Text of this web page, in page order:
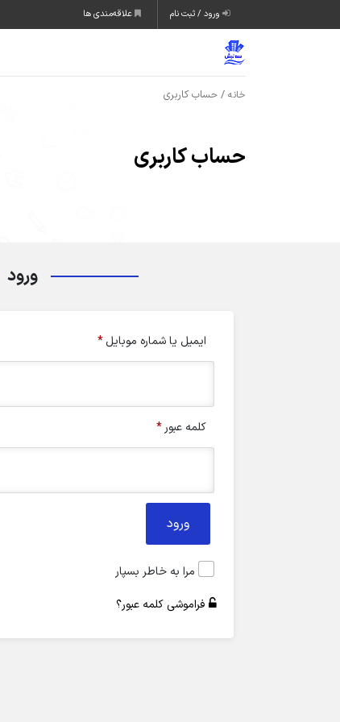
ورود / ثبت نام علاقه‌مندی ها
خانه / حساب کاربری
حساب کاربری
ورود
ایمیل یا شماره موبایل*
کلمه عبور*
ورود
مرا به خاطر بسپار
فراموشی کلمه عبور؟